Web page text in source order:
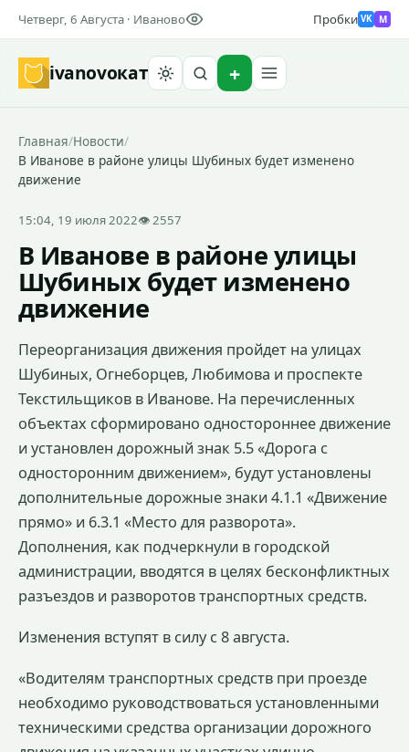
Четверг, 6 Августа · Иваново Пробки VK M
ivanovoкат
Главная/Новости/
В Иванове в районе улицы Шубиных будет изменено
движение
15:04, 19 июля 2022👁 2557
В Иванове в районе улицы
Шубиных будет изменено
движение
Переорганизация движения пройдет на улицах
Шубиных, Огнеборцев, Любимова и проспекте
Текстильщиков в Иванове. На перечисленных
объектах сформировано одностороннее движение
и установлен дорожный знак 5.5 «Дорога с
односторонним движением», будут установлены
дополнительные дорожные знаки 4.1.1 «Движение
прямо» и 6.3.1 «Место для разворота».
Дополнения, как подчеркнули в городской
администрации, вводятся в целях бесконфликтных
разъездов и разворотов транспортных средств.
Изменения вступят в силу с 8 августа.
«Водителям транспортных средств при проезде
необходимо руководствоваться установленными
техническими средства организации дорожного